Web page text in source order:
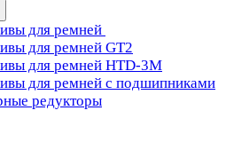
для ремней
для ремней GT2
для ремней HTD-3M
для ремней с подшипниками
редукторы